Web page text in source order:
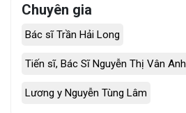
Chuyên gia
Bác sĩ Trần Hải Long
Tiến sĩ, Bác Sĩ Nguyễn Thị Vân Anh
Lương y Nguyễn Tùng Lâm